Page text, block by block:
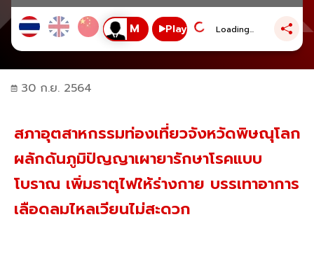
Play Loading...
30 ก.ย. 2564
สภาอุตสาหกรรมท่องเที่ยวจังหวัดพิษณุโลก
ผลักดันภูมิปัญญาเผายารักษาโรคแบบ
โบราณ เพิ่มธาตุไฟให้ร่างกาย บรรเทาอาการ
เลือดลมไหลเวียนไม่สะดวก